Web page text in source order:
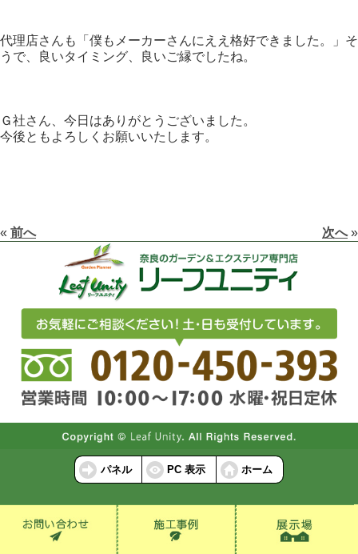
代理店さんも「僕もメーカーさんにええ格好できました。」そ
うで、良いタイミング、良いご縁でしたね。
Ｇ社さん、今日はありがとうございました。
今後ともよろしくお願いいたします。
« 前へ 次へ»
パネル PC 表示 ホーム